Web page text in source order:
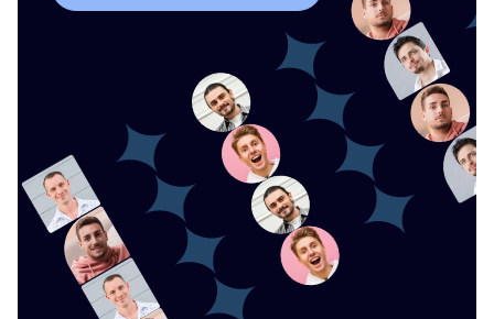
S'inscrire Dès Aujourd'hui